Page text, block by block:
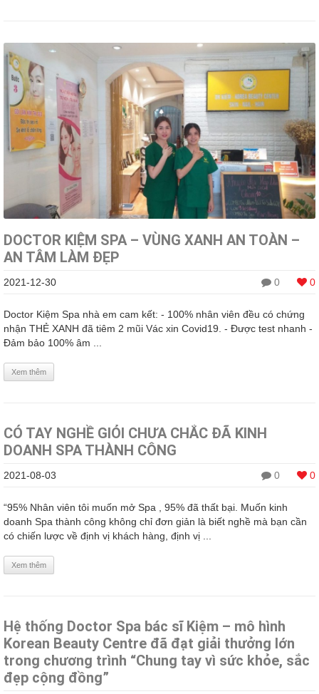
DOCTOR KIỆM SPA – VÙNG XANH AN TOÀN –
AN TÂM LÀM ĐẸP
0 0
2021-12-30
Doctor Kiệm Spa nhà em cam kết: - 100% nhân viên đều có chứng
nhận THẺ XANH đã tiêm 2 mũi Vác xin Covid19. - Được test nhanh -
Đảm bảo 100% âm ...
Xem thêm
CÓ TAY NGHỀ GIỎI CHƯA CHẮC ĐÃ KINH
DOANH SPA THÀNH CÔNG
0 0
2021-08-03
“95% Nhân viên tôi muốn mở Spa , 95% đã thất bại. Muốn kinh
doanh Spa thành công không chỉ đơn giản là biết nghề mà bạn cần
có chiến lược về định vị khách hàng, định vị ...
Xem thêm
Hệ thống Doctor Spa bác sĩ Kiệm – mô hình
Korean Beauty Centre đã đạt giải thưởng lớn
trong chương trình “Chung tay vì sức khỏe, sắc
đẹp cộng đồng”